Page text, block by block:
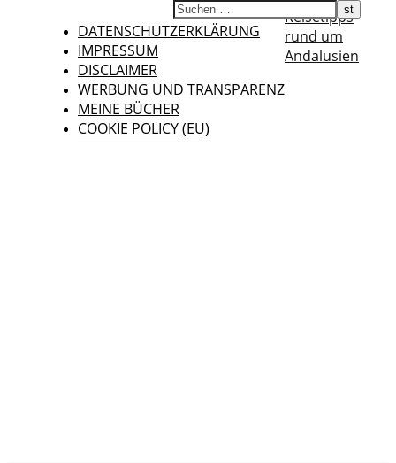
DATENSCHUTZERKLÄRUNG
IMPRESSUM
DISCLAIMER
WERBUNG UND TRANSPARENZ
MEINE BÜCHER
COOKIE POLICY (EU)
Reisetipps
rund um
Andalusien